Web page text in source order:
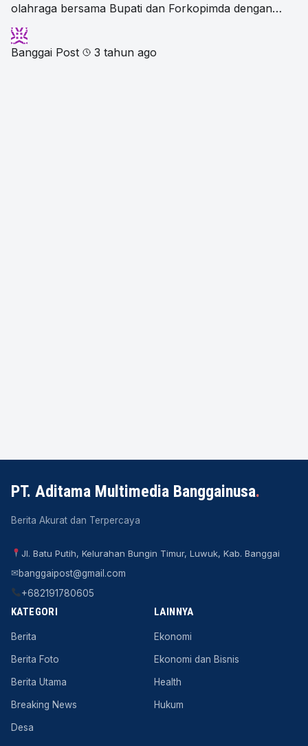
olahraga bersama Bupati dan Forkopimda dengan…
Banggai Post 3 tahun ago
PT. Aditama Multimedia Banggainusa.
Berita Akurat dan Terpercaya
Jl. Batu Putih, Kelurahan Bungin Timur, Luwuk, Kab. Banggai
✉banggaipost@gmail.com
+682191780605
KATEGORI
Berita
Berita Foto
Berita Utama
Breaking News
Desa
LAINNYA
Ekonomi
Ekonomi dan Bisnis
Health
Hukum